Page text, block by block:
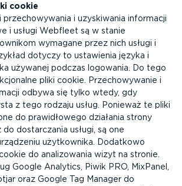
cookie
przecho­wy­wania i uzyskiwania informacji
i usługi Webfleet są w stanie
wymagane przez nich usługi i
dotyczy to ustawienia języka i
używanej podczas logowania. Do tego
pliki cookie. Przecho­wy­wanie i
odbywa się tylko wtedy, gdy
z tego rodzaju usług. Ponieważ te pliki
do prawi­dłowego działania strony
dostar­czania usługi, są one
użytkownika. Dodatkowo
do anali­zo­wania wizyt na stronie.
Google Analytics, Piwik PRO, MixPanel,
oraz Google Tag Manager do